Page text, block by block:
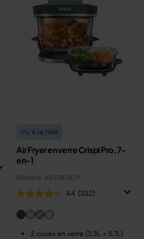
Vu à la télé
Air Fryer en verre Crispi Pro, 7-
en-1
Modèle: AS101EUCY
4.4 (332)
2 cuves en verre (2.3L + 5.7L)